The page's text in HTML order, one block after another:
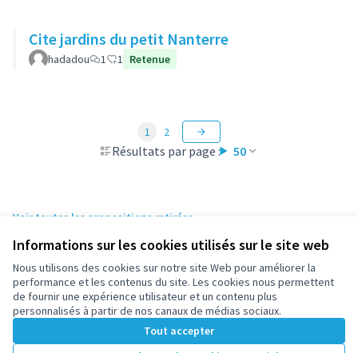
Informations sur les cookies utilisés sur le site web
Nous utilisons des cookies sur notre site Web pour améliorer la
performance et les contenus du site. Les cookies nous permettent
de fournir une expérience utilisateur et un contenu plus
personnalisés à partir de nos canaux de médias sociaux.
Tout accepter
Cite jardins du petit Nanterre
hadadou 1 1 Retenue
Résultats par page : 50
1 2
Voir toutes les propositions retirées
Conditions d'utilisation
Paramètres des cookies
participez.nanterre.fr sur X
(Lien externe)
participez.nanterre.fr sur Facebook
participez.nanterre.fr sur Instagram
participez.nanterre.fr sur YouTube
(Lien externe)
participez.nanterre.fr sur GitHub
(Lien externe)